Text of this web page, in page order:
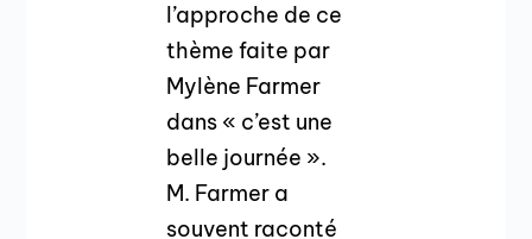
l’approche de ce
thème faite par
Mylène Farmer
dans « c’est une
belle journée ».
M. Farmer a
souvent raconté